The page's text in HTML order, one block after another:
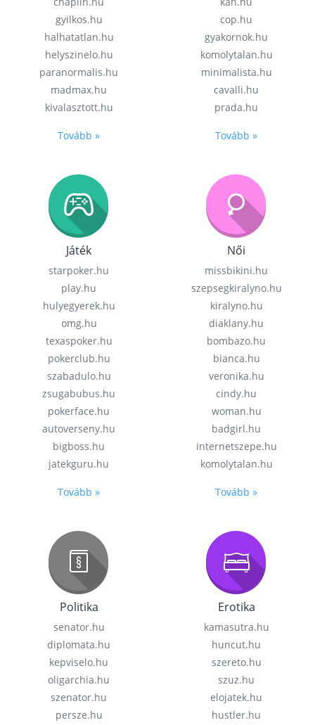
gyilkos.hu
halhatatlan.hu
helyszinelo.hu
paranormalis.hu
madmax.hu
kivalasztott.hu
Tovább »
cop.hu
gyakornok.hu
komolytalan.hu
minimalista.hu
cavalli.hu
prada.hu
Tovább »
Játék
starpoker.hu
play.hu
hulyegyerek.hu
omg.hu
texaspoker.hu
pokerclub.hu
szabadulo.hu
zsugabubus.hu
pokerface.hu
autoverseny.hu
bigboss.hu
jatekguru.hu
Tovább »
Női
missbikini.hu
szepsegkiralyno.hu
kiralyno.hu
diaklany.hu
bombazo.hu
bianca.hu
veronika.hu
cindy.hu
woman.hu
badgirl.hu
internetszepe.hu
komolytalan.hu
Tovább »
Politika
senator.hu
diplomata.hu
kepviselo.hu
oligarchia.hu
szenator.hu
persze.hu
Erotika
kamasutra.hu
huncut.hu
szereto.hu
szuz.hu
elojatek.hu
hustler.hu